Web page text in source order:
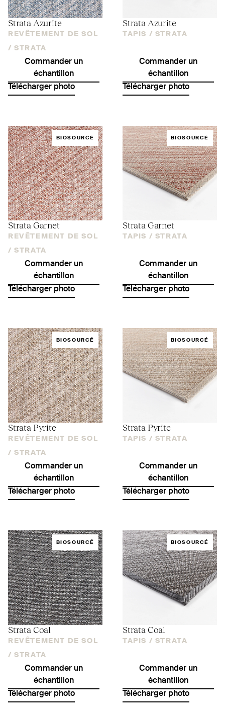
Strata Azurite
REVÊTEMENT DE SOL
/ STRATA
Commander un
échantillon
Télécharger photo
Strata Azurite
TAPIS / STRATA
Commander un
échantillon
Télécharger photo
BIOSOURCÉ
Strata Garnet
REVÊTEMENT DE SOL
/ STRATA
Commander un
échantillon
Télécharger photo
BIOSOURCÉ
Strata Garnet
TAPIS / STRATA
Commander un
échantillon
Télécharger photo
BIOSOURCÉ
Strata Pyrite
REVÊTEMENT DE SOL
/ STRATA
Commander un
échantillon
Télécharger photo
BIOSOURCÉ
Strata Pyrite
TAPIS / STRATA
Commander un
échantillon
Télécharger photo
BIOSOURCÉ
Strata Coal
REVÊTEMENT DE SOL
/ STRATA
Commander un
échantillon
Télécharger photo
BIOSOURCÉ
Strata Coal
TAPIS / STRATA
Commander un
échantillon
Télécharger photo